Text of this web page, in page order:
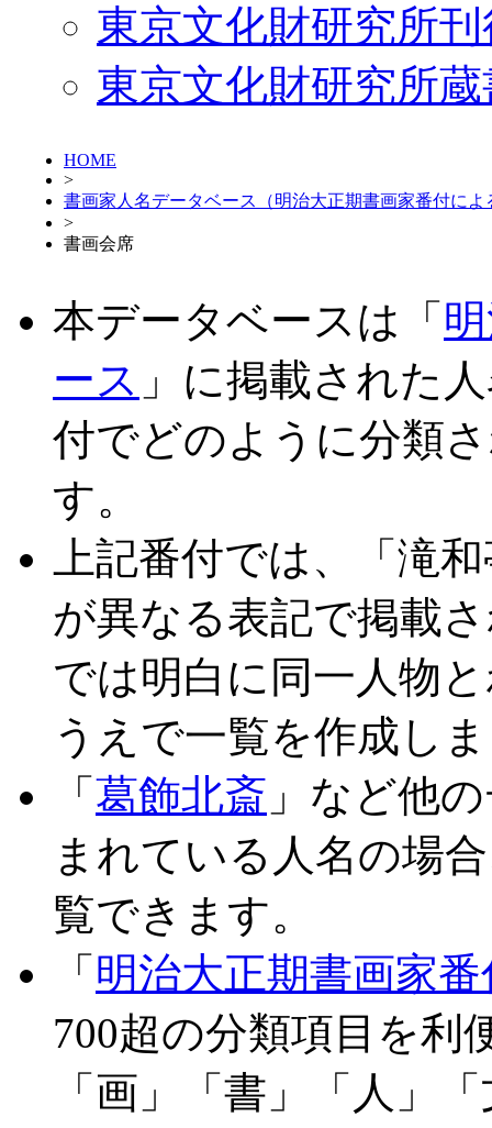
東京文化財研究所
東京文化財研究所
HOME
>
書画家人名データベース（明治大正期書画家番付によ
>
書画会席
本データベースは「
ース 」に掲載された
付でどのように分類
す。
上記番付では、「滝
が異なる表記で掲載
では明白に同一人物
うえで一覧を作成し
「 葛飾北斎 」など他
まれている人名の場
覧できます。
「 明治大正期書画家
700超の分類項目を利
「画」「書」「人」